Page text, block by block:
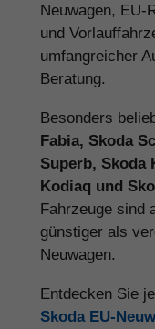
Neuwagen, EU-
und
umfangreicher
Beratung.
Besonders
Fabia, Skoda
Superb, Skoda
Kodiaq und
Fahrzeuge sind
günstiger als
Neuwagen.
Entdecken Sie
Skoda EU-